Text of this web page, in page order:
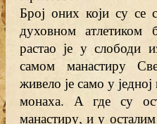
Број оних који су се
духовном
растао је у слободи
самом манастиру
живело је само у
монаха. А где су
манастиру, и у